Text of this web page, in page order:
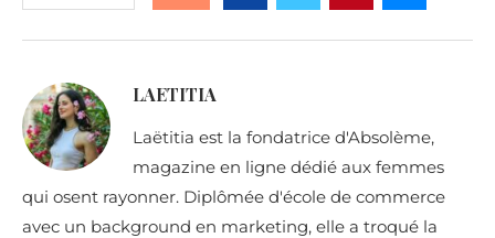
LAETITIA
Laëtitia est la fondatrice d'Absolème,
magazine en ligne dédié aux femmes
qui osent rayonner. Diplômée d'école de commerce
avec un background en marketing, elle a troqué la